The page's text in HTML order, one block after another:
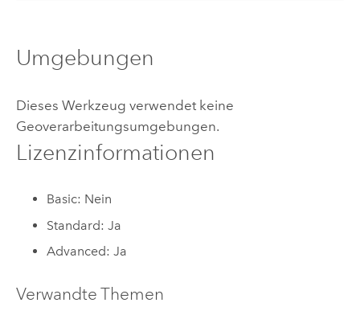
Umgebungen
Dieses Werkzeug verwendet keine
Geoverarbeitungsumgebungen.
Lizenzinformationen
Basic: Nein
Standard: Ja
Advanced: Ja
Verwandte Themen